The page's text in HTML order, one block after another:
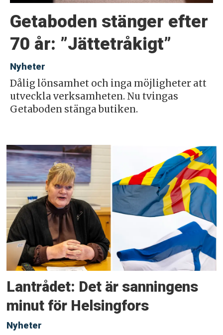
Getaboden stänger efter
70 år: ”Jättetråkigt”
Nyheter
Dålig lönsamhet och inga möjligheter att
utveckla verksamheten. Nu tvingas
Getaboden stänga butiken.
Lantrådet: Det är sanningens
minut för Helsingfors
Nyheter